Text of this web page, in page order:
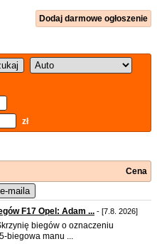
Dodaj darmowe ogłoszenie
zł
Cena
maila
F17 Opel: Adam ... - [7.8. 2026]
biegów o oznaczeniu
biegowa manu ...